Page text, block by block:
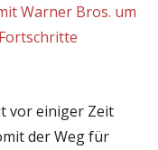
Warner Bros. um
vor einiger Zeit
der Weg für